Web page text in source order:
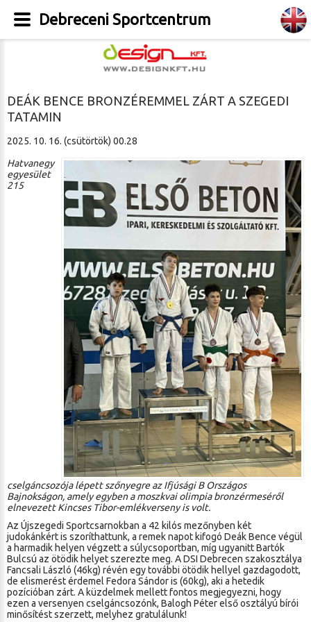
DEÁK BENCE BRONZÉREMMEL ZÁRT A SZEGEDI
TATAMIN
2025. 10. 16. (csütörtök) 00.28
Hatvanegy
egyesület
215
cselgáncsozója lépett szőnyegre az Ifjúsági B Országos
Bajnokságon, amely egyben a moszkvai olimpia bronzérmeséről
elnevezett Kincses Tibor-emlékverseny is volt.
Az Újszegedi Sportcsarnokban a 42 kilós mezőnyben két
judokánkért is szoríthattunk, a remek napot kifogó Deák Bence végül
a harmadik helyen végzett a súlycsoportban, míg ugyanitt Bartók
Bulcsú az ötödik helyet szerezte meg. A DSI Debrecen szakosztálya
Fancsali László (46kg) révén egy további ötödik hellyel gazdagodott,
de elismerést érdemel Fedora Sándor is (60kg), aki a hetedik
pozícióban zárt. A küzdelmek mellett fontos megjegyezni, hogy
ezen a versenyen cselgáncsozónk, Balogh Péter első osztályú bírói
minősítést szerzett, melyhez gratulálunk!
Debreceni Sportcentrum